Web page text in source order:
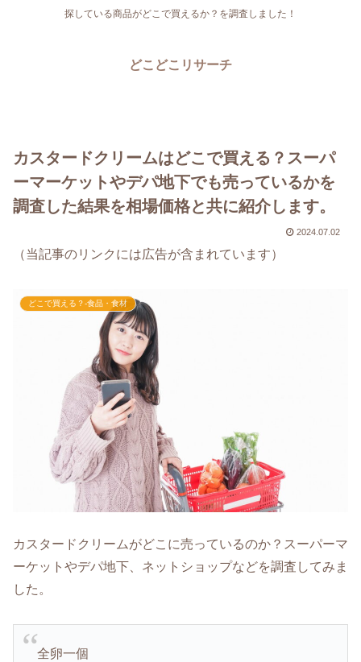
探している商品がどこで買えるか？を調査しました！
どこどこリサーチ
カスタードクリームはどこで買える？スーパ
ーマーケットやデパ地下でも売っているかを
調査した結果を相場価格と共に紹介します。
2024.07.02
（当記事のリンクには広告が含まれています）
どこで買える？-食品・食材
カスタードクリームがどこに売っているのか？スーパーマ
ーケットやデパ地下、ネットショップなどを調査してみま
した。
全卵一個